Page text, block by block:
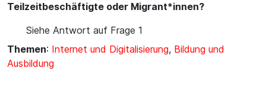
Teilzeitbeschäftigte oder Migrant*innen?
Siehe Antwort auf Frage 1
Themen: Internet und Digitalisierung, Bildung und
Ausbildung